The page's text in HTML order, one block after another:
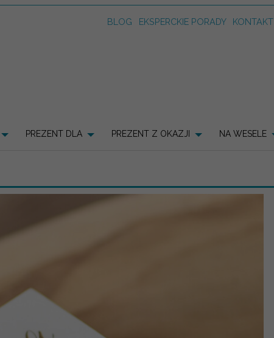
BLOG EKSPERCKIE PORADY KONTAKT
PREZENT DLA PREZENT Z OKAZJI NA WESELE